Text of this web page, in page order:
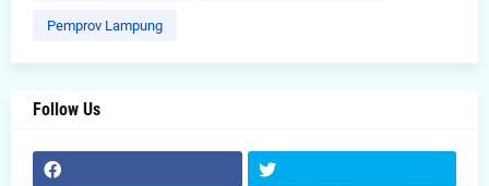
Pemprov Lampung
Follow Us